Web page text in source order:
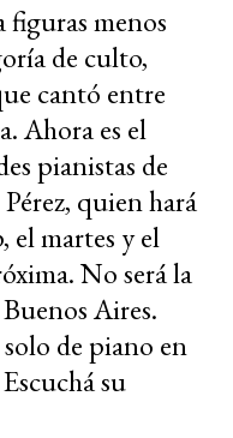
figuras menos
de culto,
cantó entre
Ahora es el
pianistas de
quien hará
el martes y el
No será la
Aires.
de piano en
su